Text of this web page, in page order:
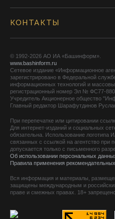
КОНТАКТЫ
© 1992-2026 АО ИА «Башинформ».
www.bashinform.ru
Сетевое издание «Информационное
зарегистрировано в Федеральной
информационных технологий и
регистрационный номер Эл № ФС77-
Учредитель Акционерное общество
Главный редактор Шарафутдинов
При перепечатке или цитировании
Для интернет-изданий и социальных
обязательна. Использование
связанных с ссылкой на агентство при
допускается только с письменного
Об использовании персональных
Правила применения
Вся информация и материалы,
защищены международным и
праве и смежных правах. 18+